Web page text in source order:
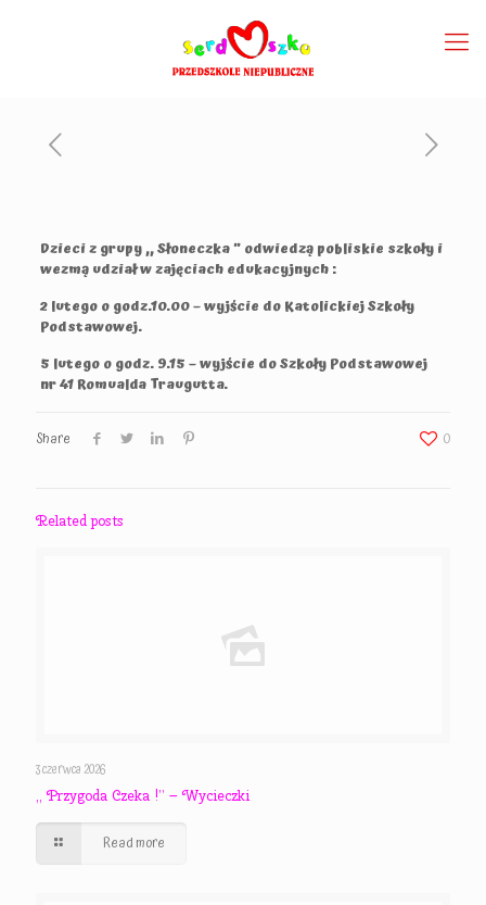
Dzieci z grupy ,, Słoneczka ” odwiedzą pobliskie szkoły i
wezmą udział w zajęciach edukacyjnych :
2 lutego o godz.10.00 – wyjście do Katolickiej Szkoły
Podstawowej.
5 lutego o godz. 9.15 – wyjście do Szkoły Podstawowej
nr 41 Romualda Traugutta.
Share 0
Related posts
3 czerwca 2026
,, Przygoda Czeka !” – Wycieczki
Read more